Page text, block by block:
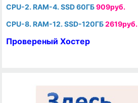
CPU-2. RAM-4. SSD 60ГБ909руб.
CPU-8. RAM-12. SSD-120ГБ2619руб.
Провереный Хостер